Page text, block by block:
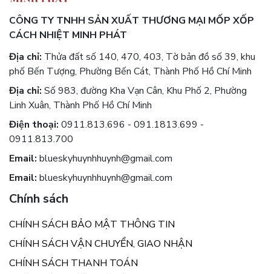
CÔNG TY TNHH SẢN XUẤT THƯƠNG MẠI MỐP XỐP
CÁCH NHIỆT MINH PHÁT
Địa chỉ: Thửa đất số 140, 470, 403, Tờ bản đồ số 39, khu
phố Bến Tượng, Phường Bến Cát, Thành Phố Hồ Chí Minh
Địa chỉ: Số 983, đường Kha Vạn Cân, Khu Phố 2, Phường
Linh Xuân, Thành Phố Hồ Chí Minh
Điện thoại: 0911.813.696 - 091.1813.699 -
0911.813.700
Email: blueskyhuynhhuynh@gmail.com
Email: blueskyhuynhhuynh@gmail.com
Chính sách
CHÍNH SÁCH BẢO MẬT THÔNG TIN
CHÍNH SÁCH VẬN CHUYỂN, GIAO NHẬN
CHÍNH SÁCH THANH TOÁN